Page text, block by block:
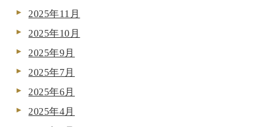
2025年11月
2025年10月
2025年9月
2025年7月
2025年6月
2025年4月